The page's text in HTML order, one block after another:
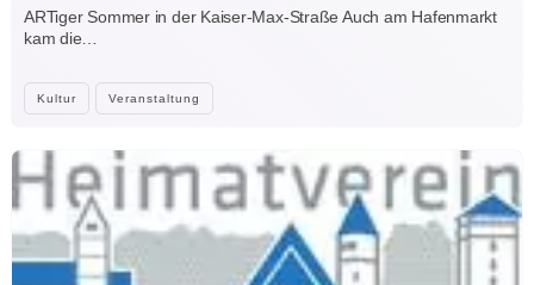
Kultur Veranstaltung
ARTiger Sommer in der Kaiser-Max-Straße Auch am Hafenmarkt
kam die…